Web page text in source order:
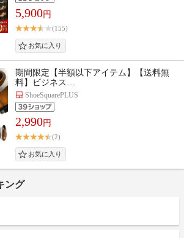
5,900円
(155)
期間限定【半額以下アイテム】【送料無
料】ビジネス…
ShoeSquarePLUS
2,990円
(2)
ング